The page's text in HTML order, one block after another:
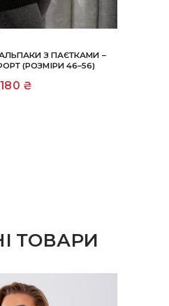
З ПАЄТКАМИ –
(РОЗМІРИ 46–56)
₴
ТОВАРИ